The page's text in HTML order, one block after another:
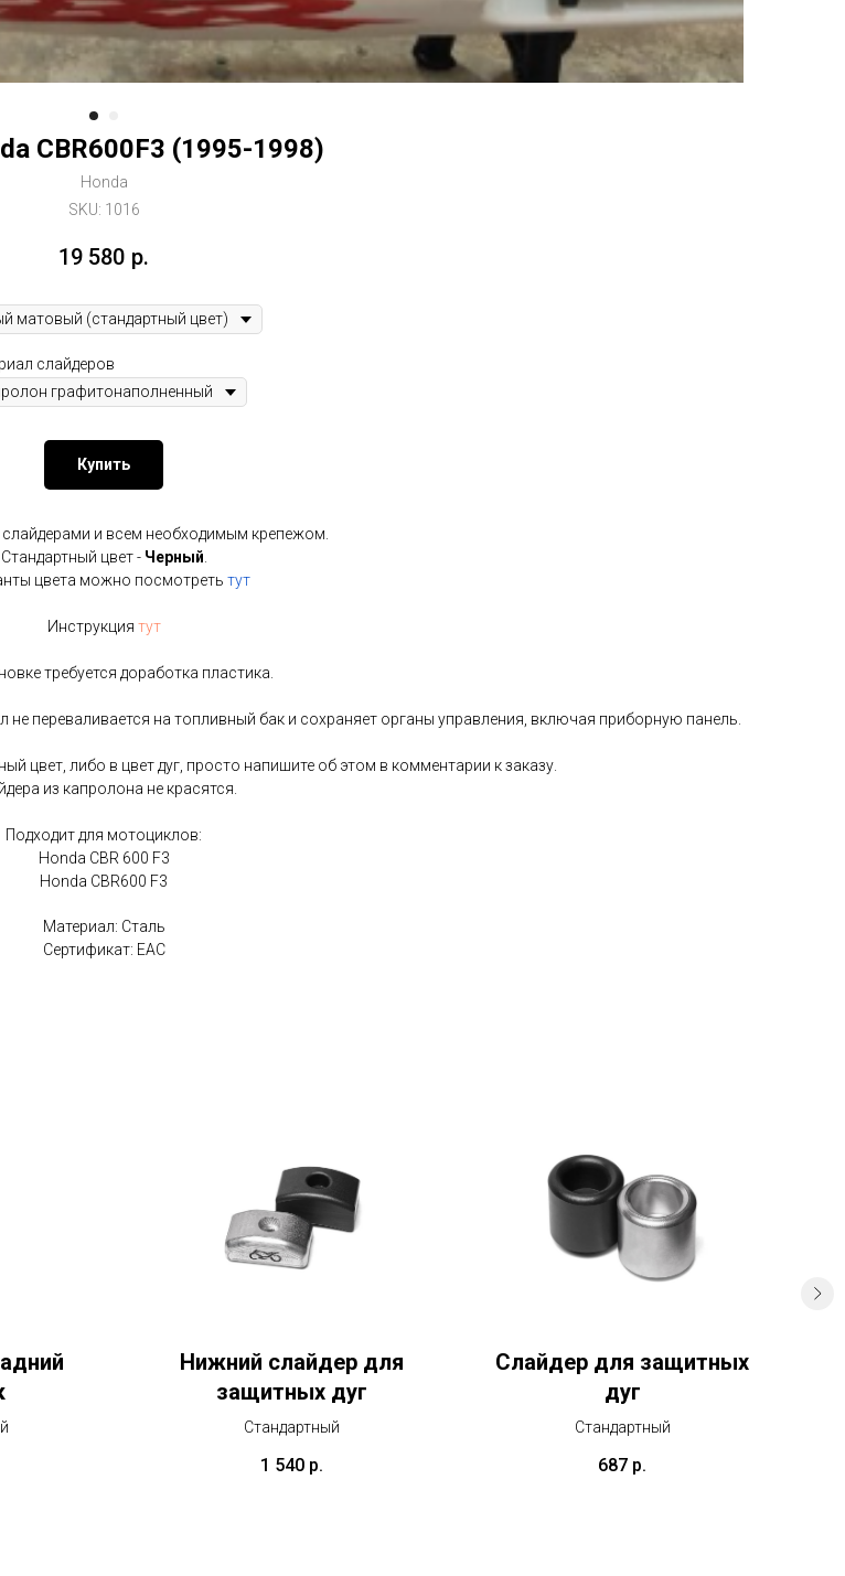
CBR600F3 (1995-1998)
Honda
SKU: 1016
19 580 р.
слайдеров
Купить
слайдерами и всем необходимым крепежом.
Стандартный цвет - Черный
цвета можно посмотреть тут
Инструкция тут
требуется доработка пластика.
переваливается на топливный бак и сохраняет органы управления, включая приборную панель.
цвет, либо в цвет дуг, просто напишите об этом в комментарии к заказу.
из капролона не красятся.
Подходит для мотоциклов:
Honda CBR 600 F3
Honda CBR600 F3
Материал: Сталь
Сертификат: EAC
Нижний слайдер для
защитных дуг
Стандартный
1 540 р.
Слайдер для защитных
дуг
Стандартный
687 р.